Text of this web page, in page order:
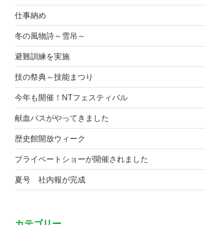
仕事納め
冬の風物詩～雪吊～
避難訓練を実施
技の祭典～技能まつり
今年も開催！NTフェスティバル
献血バスがやってきました
歴史館開放ウィーク
プライベートショーが開催されました
夏号 社内報が完成